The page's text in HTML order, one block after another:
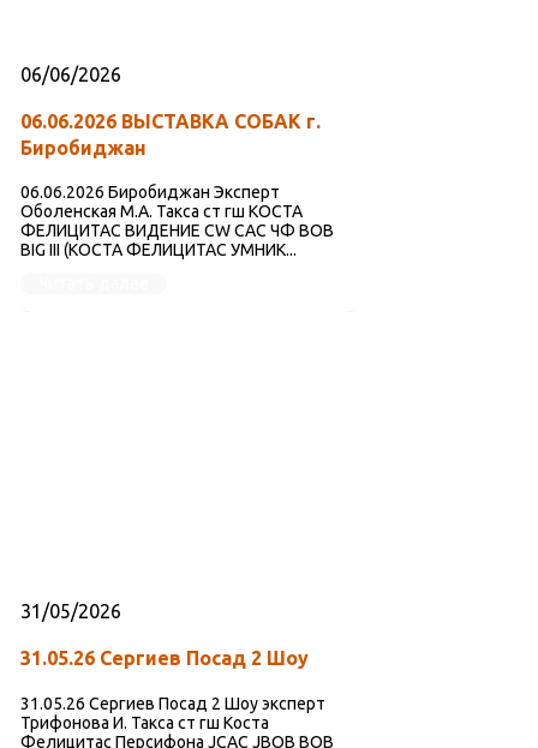
06/06/2026
06.06.2026 ВЫСТАВКА СОБАК г.
Биробиджан
06.06.2026 Биробиджан Эксперт
Оболенская М.А. Такса ст гш КОСТА
ФЕЛИЦИТАС ВИДЕНИЕ CW САС ЧФ BOB
BIG III (КОСТА ФЕЛИЦИТАС УМНИК...
31/05/2026
31.05.26 Сергиев Посад 2 Шоу
31.05.26 Сергиев Посад 2 Шоу эксперт
Трифонова И. Такса ст гш Коста
Фелицитас Персифона JCAC JBOB BOB